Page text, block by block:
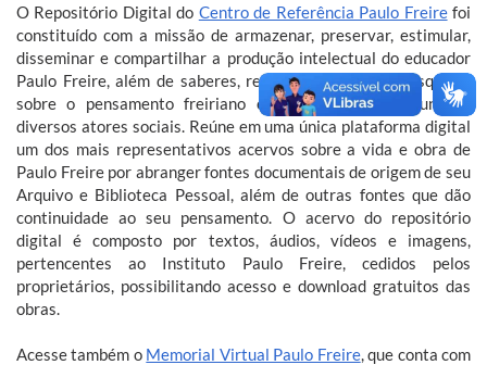
O Repositório Digital do Centro de Referência Paulo Freirefoi
constituído com a missão de armazenar, preservar, estimular,
disseminar e compartilhar a produção intelectual do educador
Paulo Freire, além de saberes, reflexões, estudos e pesquisas
sobre o pensamento freiriano em formato digital, junto a
diversos atores sociais. Reúne em uma única plataforma digital
um dos mais representativos acervos sobre a vida e obra de
Paulo Freire por abranger fontes documentais de origem de seu
Arquivo e Biblioteca Pessoal, além de outras fontes que dão
continuidade ao seu pensamento. O acervo do repositório
digital é composto por textos, áudios, vídeos e imagens,
pertencentes ao Instituto Paulo Freire, cedidos pelos
proprietários, possibilitando acesso e download gratuitos das
obras.
Acesse também o Memorial Virtual Paulo Freire, que conta com